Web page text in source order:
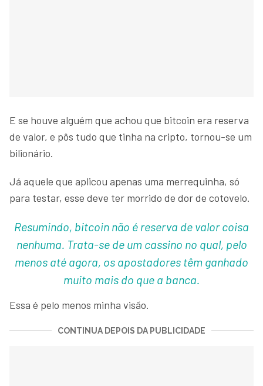
E se houve alguém que achou que bitcoin era reserva
de valor, e pôs tudo que tinha na cripto, tornou-se um
bilionário.
Já aquele que aplicou apenas uma merrequinha, só
para testar, esse deve ter morrido de dor de cotovelo.
Resumindo, bitcoin não é reserva de valor coisa
nenhuma. Trata-se de um cassino no qual, pelo
menos até agora, os apostadores têm ganhado
muito mais do que a banca.
Essa é pelo menos minha visão.
CONTINUA DEPOIS DA PUBLICIDADE